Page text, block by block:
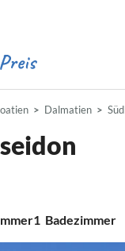
Dalmatien
1 Badezimmer